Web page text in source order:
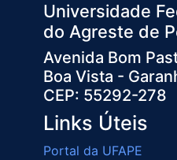
Universidade
do Agreste de
Avenida Bom
Boa Vista -
CEP: 55292-278
Links Úteis
Portal da UFAPE